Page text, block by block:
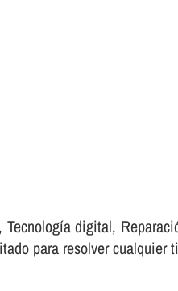
digital,
para resolver cualquier